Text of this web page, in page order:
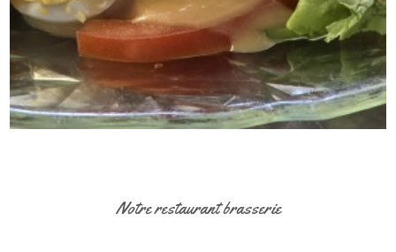
Notre restaurant brasserie